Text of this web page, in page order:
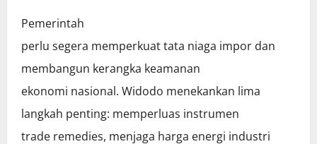
Pemerintah
perlu segera memperkuat tata niaga impor dan
membangun kerangka keamanan
ekonomi nasional. Widodo menekankan lima
langkah penting: memperluas instrumen
trade remedies, menjaga harga energi industri